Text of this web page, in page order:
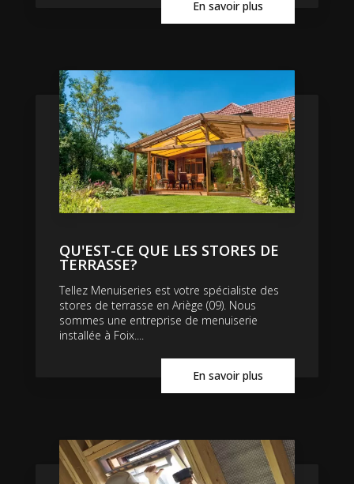
En savoir plus
QU'EST-CE QUE LES STORES DE
TERRASSE?
Tellez Menuiseries est votre spécialiste des
stores de terrasse en Ariège (09). Nous
sommes une entreprise de menuiserie
installée à Foix....
En savoir plus